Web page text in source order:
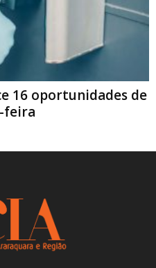
16 oportunidades de
feira